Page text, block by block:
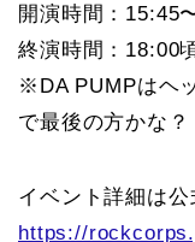
開演時間：15:45
終演時間：18:00
※DA PUMPはヘ
で最後の方かな？
イベント詳細は公
https://